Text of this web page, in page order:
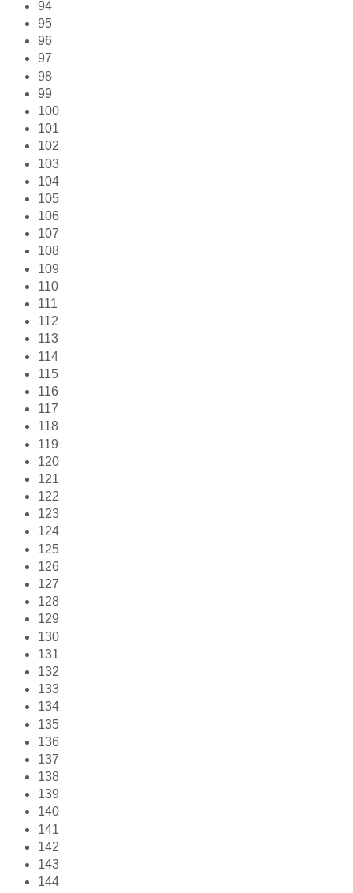
94
95
96
97
98
99
100
101
102
103
104
105
106
107
108
109
110
111
112
113
114
115
116
117
118
119
120
121
122
123
124
125
126
127
128
129
130
131
132
133
134
135
136
137
138
139
140
141
142
143
144